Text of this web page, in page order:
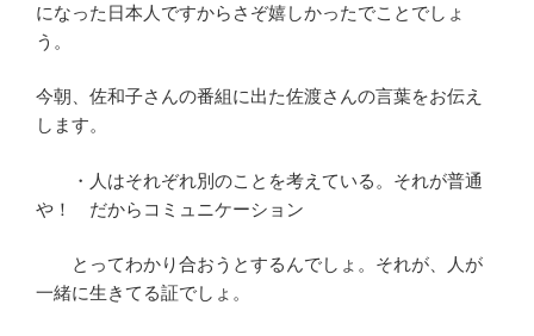
になった日本人ですからさぞ嬉しかったでことでしょ
う。
今朝、佐和子さんの番組に出た佐渡さんの言葉をお伝え
します。
・人はそれぞれ別のことを考えている。それが普通
や！ だからコミュニケーション
とってわかり合おうとするんでしょ。それが、人が
一緒に生きてる証でしょ。